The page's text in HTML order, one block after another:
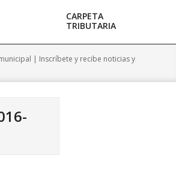
CARPETA
TRIBUTARIA
| Inscríbete y recibe noticias y